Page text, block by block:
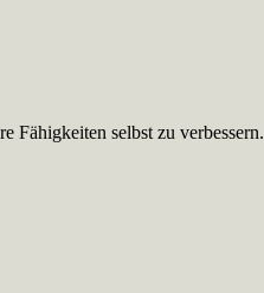
Fähigkeiten selbst zu verbessern.